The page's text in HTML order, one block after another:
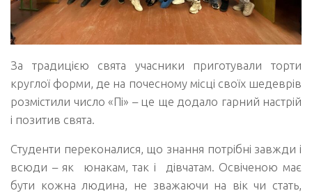
За традицією свята учасники приготували торти
круглої форми, де на почесному місці своїх шедеврів
розмістили число «Пі» – це ще додало гарний настрій
і позитив свята.
Студенти переконалися, що знання потрібні завжди і
всюди – як юнакам, так і дівчатам. Освіченою має
бути кожна людина, не зважаючи на вік чи стать,